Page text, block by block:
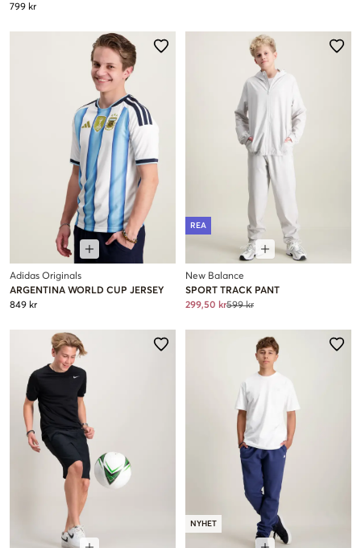
799 kr
Adidas Originals
ARGENTINA WORLD CUP JERSEY
849 kr
REA
New Balance
SPORT TRACK PANT
299,50 kr599 kr
NYHET